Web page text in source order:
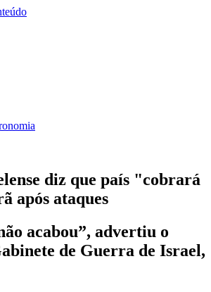
diz que país "cobrará
após ataques
acabou”, advertiu o
de Guerra de Israel,